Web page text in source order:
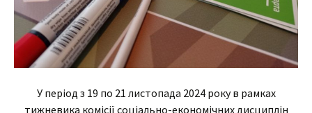
У період з 19 по 21 листопада 2024 року в рамках
тижневика комісії соціально-економічних дисциплін